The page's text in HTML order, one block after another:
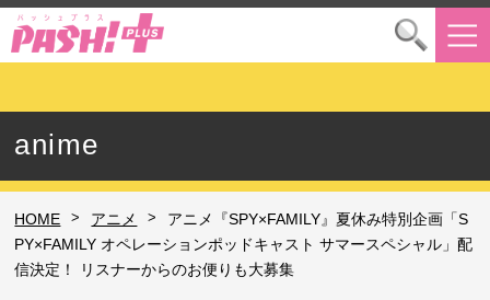
anime
HOME > アニメ >
アニメ『SPY×FAMILY』夏休み特別企画「S
PY×FAMILY オペレーションポッドキャスト サマースペシャル」配
信決定！ リスナーからのお便りも大募集